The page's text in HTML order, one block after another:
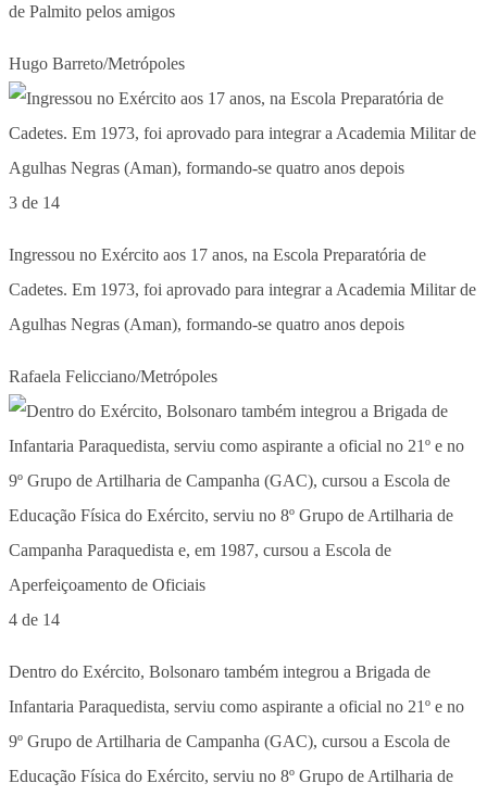
de Palmito pelos amigos
Hugo Barreto/Metrópoles
3 de 14
Ingressou no Exército aos 17 anos, na Escola Preparatória de
Cadetes. Em 1973, foi aprovado para integrar a Academia Militar de
Agulhas Negras (Aman), formando-se quatro anos depois
Rafaela Felicciano/Metrópoles
4 de 14
Dentro do Exército, Bolsonaro também integrou a Brigada de
Infantaria Paraquedista, serviu como aspirante a oficial no 21º e no
9º Grupo de Artilharia de Campanha (GAC), cursou a Escola de
Educação Física do Exército, serviu no 8º Grupo de Artilharia de